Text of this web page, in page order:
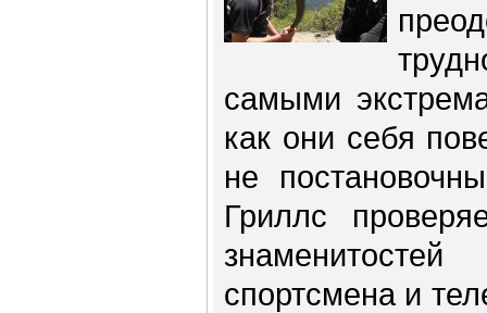
самыми
как они себя
не
Гриллс
спортсмена и